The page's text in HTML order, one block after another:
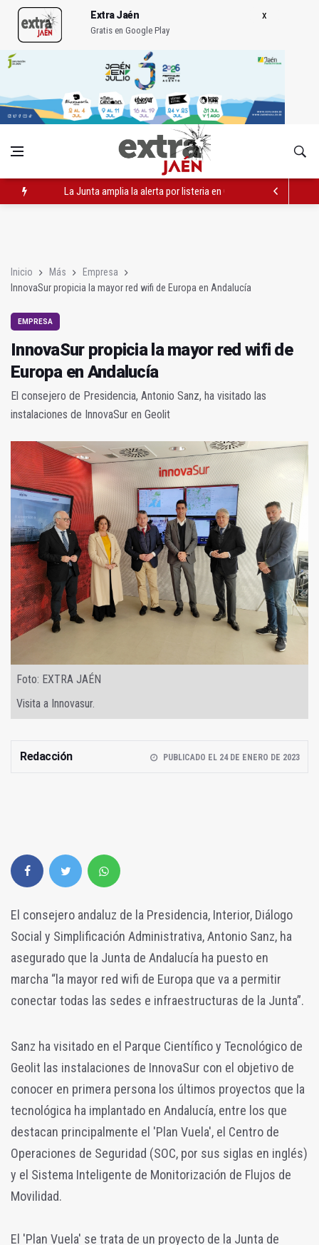
Extra Jaén
Gratis en Google Play
La Junta amplia la alerta por listeria en Granada, Jaén y Sevilla
Inicio Más
Empresa
InnovaSur propicia la mayor red wifi de Europa en Andalucía
EMPRESA
InnovaSur propicia la mayor red wifi de
Europa en Andalucía
El consejero de Presidencia, Antonio Sanz, ha visitado las
instalaciones de InnovaSur en Geolit
Foto: EXTRA JAÉN
Visita a Innovasur.
Redacción PUBLICADO EL 24 DE ENERO DE 2023
El consejero andaluz de la Presidencia, Interior, Diálogo
Social y Simplificación Administrativa, Antonio Sanz, ha
asegurado que la Junta de Andalucía ha puesto en
marcha “la mayor red wifi de Europa que va a permitir
conectar todas las sedes e infraestructuras de la Junta”.
Sanz ha visitado en el Parque Científico y Tecnológico de
Geolit las instalaciones de InnovaSur con el objetivo de
conocer en primera persona los últimos proyectos que la
tecnológica ha implantado en Andalucía, entre los que
destacan principalmente el 'Plan Vuela', el Centro de
Operaciones de Seguridad (SOC, por sus siglas en inglés)
y el Sistema Inteligente de Monitorización de Flujos de
Movilidad.
El 'Plan Vuela' se trata de un proyecto de la Junta de